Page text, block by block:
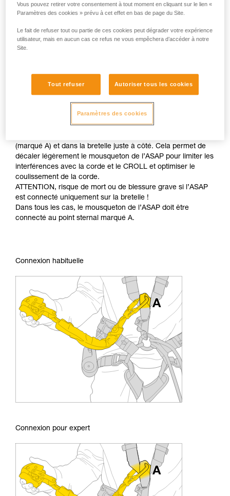
Pour gagner encore en efficacité en montée, il est possible
(marqué A) et dans la bretelle juste à côté. Cela permet de
décaler légèrement le mousqueton de l’ASAP pour limiter les
interférences avec la corde et le CROLL et optimiser le
coulissement de la corde.
ATTENTION, risque de mort ou de blessure grave si l’ASAP
est connecté uniquement sur la bretelle !
Dans tous les cas, le mousqueton de l’ASAP doit être
connecté au point sternal marqué A.
Connexion habituelle
Connexion pour expert
Vous pouvez retirer votre consentement à tout moment en cliquant sur le lien «
Paramètres des cookies » prévu à cet effet en bas de page du Site.
Le fait de refuser tout ou partie de ces cookies peut dégrader votre expérience
utilisateur, mais en aucun cas ce refus ne vous empêchera d’accéder à notre
Site.
Tout refuser Autoriser tous les cookies
Paramètres des cookies